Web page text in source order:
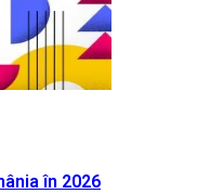
în 2026